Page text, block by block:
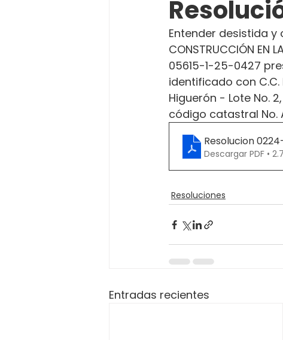
Entender desistida y
CONSTRUCCIÓN EN
05615-1-25-0427
identificado con C.C.
Higuerón - Lote No.
código catastral No.
Resolucion
Descargar PDF •
Resoluciones
Entradas recientes